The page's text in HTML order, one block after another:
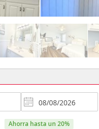
ahorra hasta un 20%